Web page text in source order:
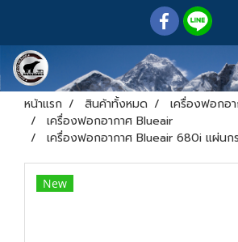
หน้าแรก สินค้าทั้งหมด
เครื่องฟอกอ
เครื่องฟอกอากาศ Blueair
เครื่องฟอกอากาศ Blueair 680i แผ่น
New